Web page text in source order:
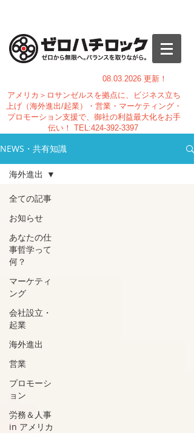
08.03.2026 更新！
アメリカ＞ロサンゼルスを拠点に、ビジネス立ち
上げ（海外進出/起業）・営業・マーケティング・
プロモーション支援で、御社の利益最大化をお手
伝い！ TEL:424-392-3397
NEWS・共有知識
全ての記事
お知らせ
あなたの仕
事哲学って
何？
マーケティ
ング
会社設立・
起業
海外進出
営業
プロモーシ
ョン
労務＆人事
in アメリカ
海外進出